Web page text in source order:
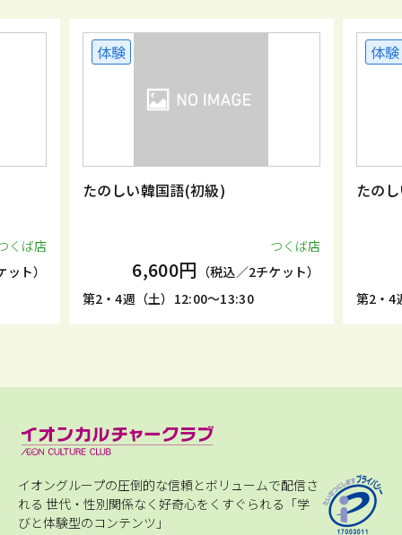
くば店
ト）
体験
たのしい韓国語(初級)
つくば店
6,600円 （税込／2チケット）
第2・4週（土）12:00～13:30
体験
たの
第2・4
イオングループの圧倒的な信頼とボリュームで配信さ
れる 世代・性別関係なく好奇心をくすぐられる「学
びと体験型のコンテンツ」